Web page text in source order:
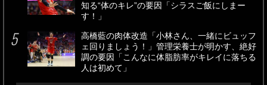
知る“体のキレ”の要因「シラスご飯にしまー
す！」
高橋藍の肉体改造「小林さん、一緒にビュッフ
ェ回りましょう！」管理栄養士が明かす、絶好
調の要因「こんなに体脂肪率がキレイに落ちる
人は初めて」